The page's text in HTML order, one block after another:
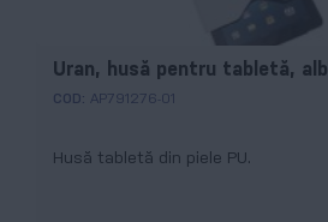
Uran, husă pentru tabletă, alb
COD: AP791276-01
Husă tabletă din piele PU.